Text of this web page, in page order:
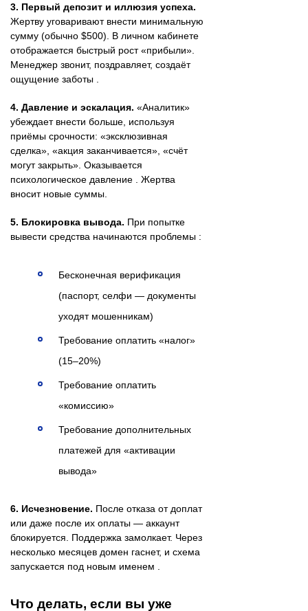
3. Первый депозит и иллюзия успеха.
Жертву уговаривают внести минимальную
сумму (обычно $500). В личном кабинете
отображается быстрый рост «прибыли».
Менеджер звонит, поздравляет, создаёт
ощущение заботы .
4. Давление и эскалация. «Аналитик»
убеждает внести больше, используя
приёмы срочности: «эксклюзивная
сделка», «акция заканчивается», «счёт
могут закрыть». Оказывается
психологическое давление . Жертва
вносит новые суммы.
5. Блокировка вывода. При попытке
вывести средства начинаются проблемы :
Бесконечная верификация
(паспорт, селфи — документы
уходят мошенникам)
Требование оплатить «налог»
(15–20%)
Требование оплатить
«комиссию»
Требование дополнительных
платежей для «активации
вывода»
6. Исчезновение. После отказа от доплат
или даже после их оплаты — аккаунт
блокируется. Поддержка замолкает. Через
несколько месяцев домен гаснет, и схема
запускается под новым именем .
Что делать, если вы уже